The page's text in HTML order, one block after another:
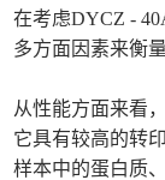
在考虑DYCZ -
多方面因素来衡量
从性能方面来看
它具有较高的转
样本中的蛋白质